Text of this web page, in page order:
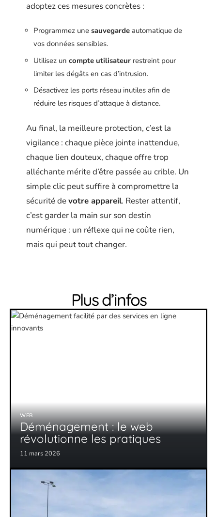
adoptez ces mesures concrètes :
Programmez une sauvegarde automatique de
vos données sensibles.
Utilisez un compte utilisateur restreint pour
limiter les dégâts en cas d’intrusion.
Désactivez les ports réseau inutiles afin de
réduire les risques d’attaque à distance.
Au final, la meilleure protection, c’est la
vigilance : chaque pièce jointe inattendue,
chaque lien douteux, chaque offre trop
alléchante mérite d’être passée au crible. Un
simple clic peut suffire à compromettre la
sécurité devotre appareil. Rester attentif,
c’est garder la main sur son destin
numérique : un réflexe qui ne coûte rien,
mais qui peut tout changer.
Plus d’infos
WEB
Déménagement : le web
révolutionne les pratiques
11 mars 2026